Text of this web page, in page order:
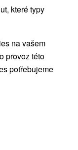
které typy
na vašem
provoz této
potřebujeme